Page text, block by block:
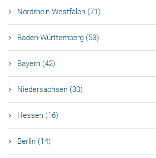
Nordrhein-Westfalen (71)
Baden-Württemberg (53)
Bayern (42)
Niedersachsen (30)
Hessen (16)
Berlin (14)